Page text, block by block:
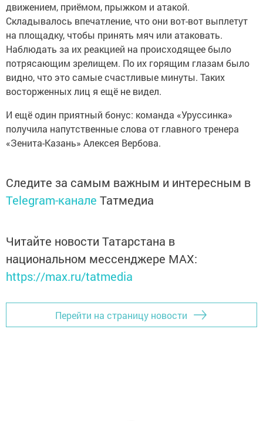
движением, приёмом, прыжком и атакой.
Складывалось впечатление, что они вот-вот выплетут
на площадку, чтобы принять мяч или атаковать.
Наблюдать за их реакцией на происходящее было
потрясающим зрелищем. По их горящим глазам было
видно, что это самые счастливые минуты. Таких
восторженных лиц я ещё не видел.
И ещё один приятный бонус: команда «Уруссинка»
получила напутственные слова от главного тренера
«Зенита-Казань» Алексея Вербова.
Следите за самым важным и интересным в
Telegram-канале Татмедиа
Читайте новости Татарстана в
национальном мессенджере MАХ:
https://max.ru/tatmedia
Перейти на страницу новости